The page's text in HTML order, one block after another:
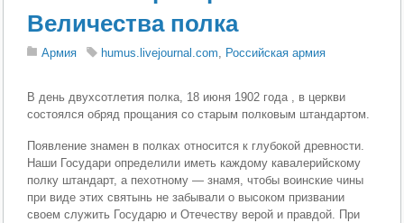
Величества полка
Армия humus.livejournal.com, Российская армия
В день двухсотлетия полка, 18 июня 1902 года , в церкви
состоялся обряд прощания со старым полковым штандартом.
Появление знамен в полках относится к глубокой древности.
Наши Государи определили иметь каждому кавалерийскому
полку штандарт, а пехотному — знамя, чтобы воинские чины
при виде этих святынь не забывали о высоком призвании
своем служить Государю и Отечеству верой и правдой. При